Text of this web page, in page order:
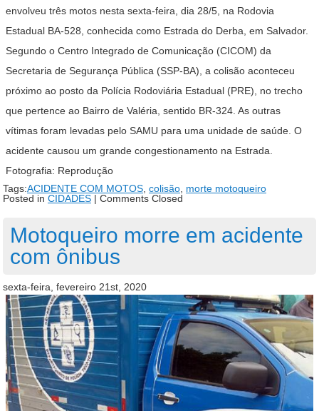
envolveu três motos nesta sexta-feira, dia 28/5, na Rodovia
Estadual BA-528, conhecida como Estrada do Derba, em Salvador.
Segundo o Centro Integrado de Comunicação (CICOM) da
Secretaria de Segurança Pública (SSP-BA), a colisão aconteceu
próximo ao posto da Polícia Rodoviária Estadual (PRE), no trecho
que pertence ao Bairro de Valéria, sentido BR-324. As outras
vítimas foram levadas pelo SAMU para uma unidade de saúde. O
acidente causou um grande congestionamento na Estrada.
Fotografia: Reprodução
Tags:ACIDENTE COM MOTOS, colisão, morte motoqueiro
Posted in CIDADES | Comments Closed
Motoqueiro morre em acidente
com ônibus
sexta-feira, fevereiro 21st, 2020